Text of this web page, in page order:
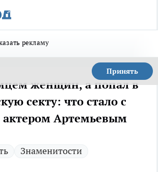
рекламу
Принять
женщин, а попал в
секту: что стало с
актером Артемьевым
Знаменитости